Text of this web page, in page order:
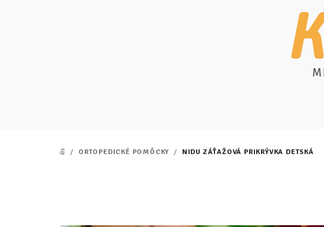
DOMOV
/ ORTOPEDICKÉ POMÔCKY / NIDU ZÁŤAŽOVÁ PRIKRÝVKA DETSKÁ